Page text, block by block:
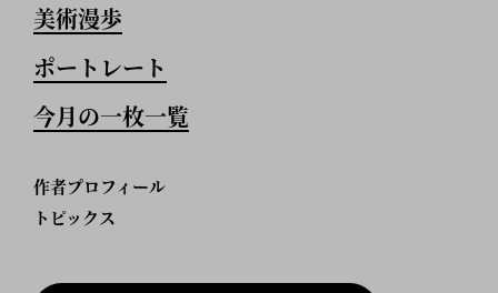
美術漫歩
ポートレート
今月の一枚一覧
作者プロフィール
トピックス